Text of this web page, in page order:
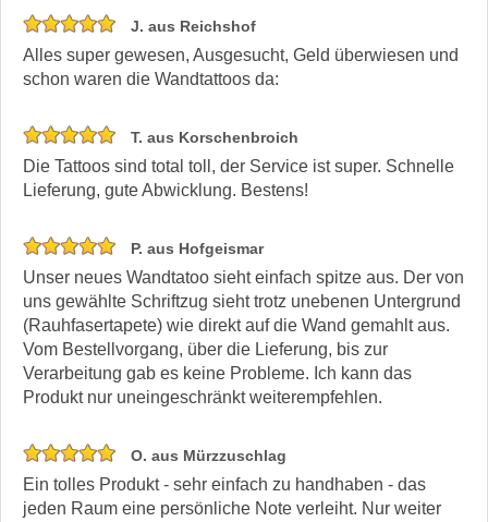
J. aus Reichshof
Alles super gewesen, Ausgesucht, Geld überwiesen und
schon waren die Wandtattoos da:
T. aus Korschenbroich
Die Tattoos sind total toll, der Service ist super. Schnelle
Lieferung, gute Abwicklung. Bestens!
P. aus Hofgeismar
Unser neues Wandtatoo sieht einfach spitze aus. Der von
uns gewählte Schriftzug sieht trotz unebenen Untergrund
(Rauhfasertapete) wie direkt auf die Wand gemahlt aus.
Vom Bestellvorgang, über die Lieferung, bis zur
Verarbeitung gab es keine Probleme. Ich kann das
Produkt nur uneingeschränkt weiterempfehlen.
O. aus Mürzzuschlag
Ein tolles Produkt - sehr einfach zu handhaben - das
jeden Raum eine persönliche Note verleiht. Nur weiter